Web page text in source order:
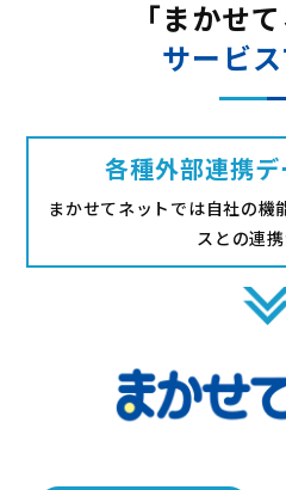
「まかせ
サービ
各種外部連携
まかせてネットでは自社の機
スとの連